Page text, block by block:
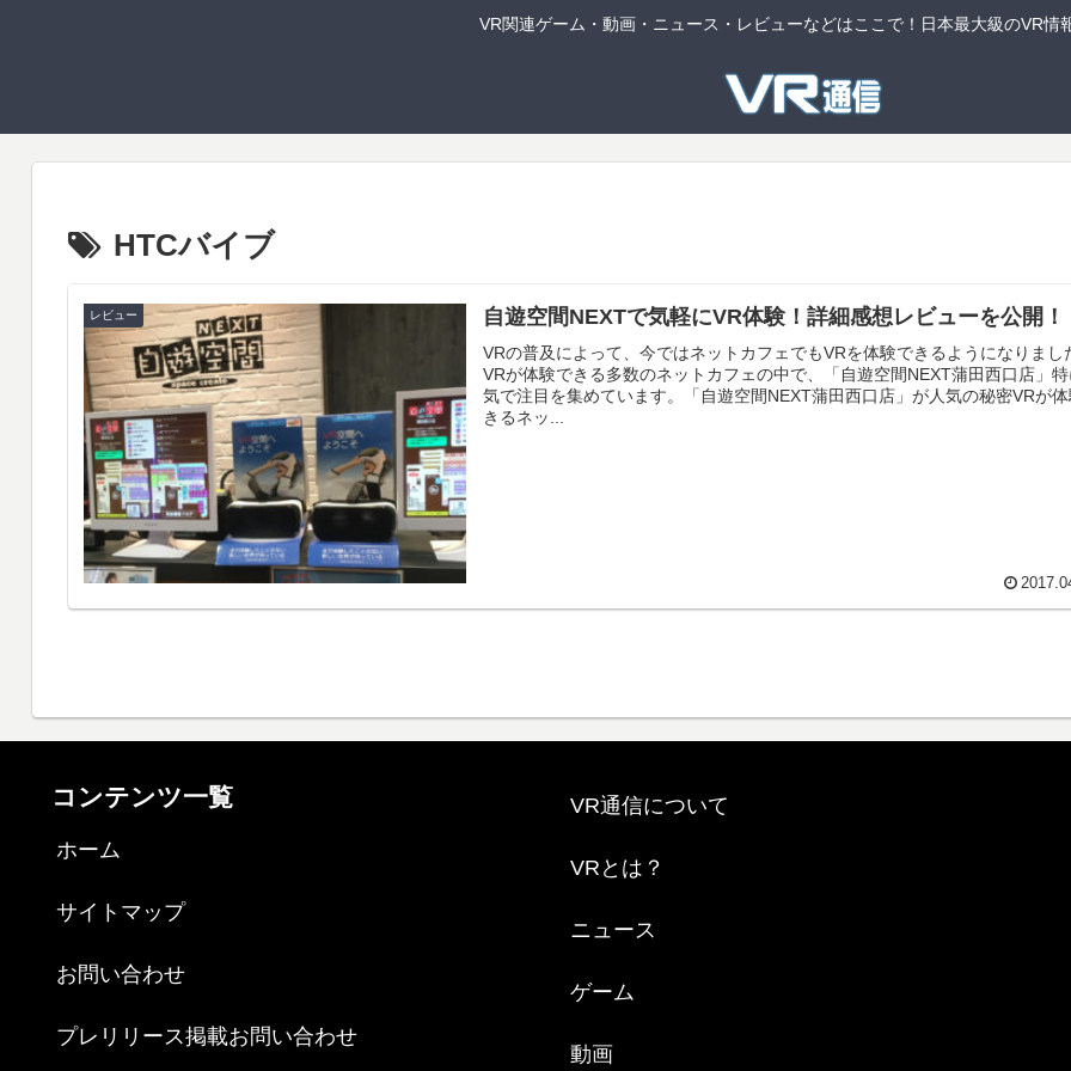
VR関連ゲーム・動画・ニュース・レビューなどはここで！日本最大級のVR情
HTCバイブ
レビュー 自遊空間NEXTで気軽にVR体験！詳細感想レビューを公開！
VRの普及によって、今ではネットカフェでもVRを体験できるようになりまし
VRが体験できる多数のネットカフェの中で、「自遊空間NEXT蒲田西口店」
気で注目を集めています。「自遊空間NEXT蒲田西口店」が人気の秘密VRが
きるネッ...
コンテンツ一覧
ホーム
サイトマップ
お問い合わせ
プレリリース掲載お問い合わせ
VR通信について
VRとは？
ニュース
ゲーム
動画